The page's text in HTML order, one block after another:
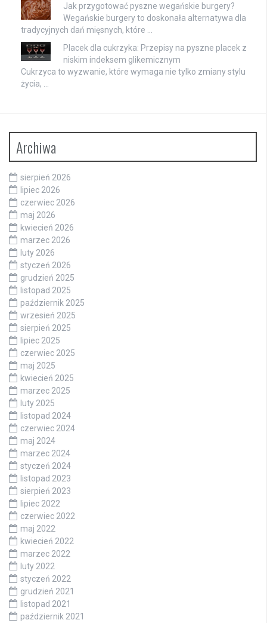
Jak przygotować pyszne wegańskie burgery?
Wegańskie burgery to doskonała alternatywa dla
tradycyjnych dań mięsnych, które …
Placek dla cukrzyka: Przepisy na pyszne placek z
niskim indeksem glikemicznym
Cukrzyca to wyzwanie, które wymaga nie tylko zmiany stylu
życia, …
Archiwa
sierpień 2026
lipiec 2026
czerwiec 2026
maj 2026
kwiecień 2026
marzec 2026
luty 2026
styczeń 2026
grudzień 2025
listopad 2025
październik 2025
wrzesień 2025
sierpień 2025
lipiec 2025
czerwiec 2025
maj 2025
kwiecień 2025
marzec 2025
luty 2025
listopad 2024
czerwiec 2024
maj 2024
marzec 2024
styczeń 2024
listopad 2023
sierpień 2023
lipiec 2022
czerwiec 2022
maj 2022
kwiecień 2022
marzec 2022
luty 2022
styczeń 2022
grudzień 2021
listopad 2021
październik 2021